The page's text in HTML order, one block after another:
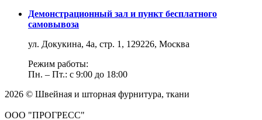
Демонстрационный зал и пункт бесплатного
самовывоза
ул. Докукина, 4а, стр. 1, 129226, Москва
Режим работы:
Пн. – Пт.: с 9:00 до 18:00
2026 © Швейная и шторная фурнитура, ткани
ООО "ПРОГРЕСС"